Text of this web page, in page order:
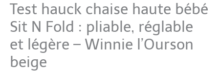
Test hauck chaise haute bébé
Sit N Fold : pliable, réglable
et légère – Winnie l’Ourson
beige